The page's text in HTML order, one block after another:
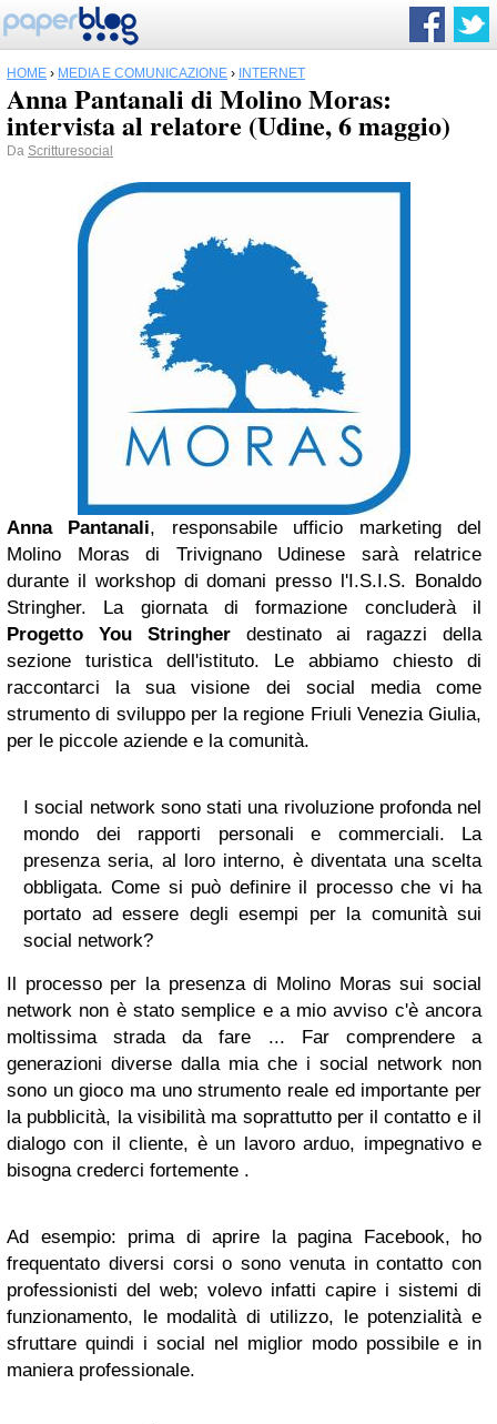
HOME › MEDIA E COMUNICAZIONE › INTERNET
Anna Pantanali di Molino Moras:
intervista al relatore (Udine, 6 maggio)
Da Scritturesocial
Anna Pantanali, responsabile ufficio marketing del
Molino Moras di Trivignano Udinese sarà relatrice
durante il workshop di domani presso l'I.S.I.S. Bonaldo
Stringher. La giornata di formazione concluderà il
Progetto You Stringherdestinato ai ragazzi della
sezione turistica dell'istituto. Le abbiamo chiesto di
raccontarci la sua visione dei social media come
strumento di sviluppo per la regione Friuli Venezia Giulia,
per le piccole aziende e la comunità.
I social network sono stati una rivoluzione profonda nel
mondo dei rapporti personali e commerciali. La
presenza seria, al loro interno, è diventata una scelta
obbligata. Come si può definire il processo che vi ha
portato ad essere degli esempi per la comunità sui
social network?
Il processo per la presenza di Molino Moras sui social
network non è stato semplice e a mio avviso c'è ancora
moltissima strada da fare ... Far comprendere a
generazioni diverse dalla mia che i social network non
sono un gioco ma uno strumento reale ed importante per
la pubblicità, la visibilità ma soprattutto per il contatto e il
dialogo con il cliente, è un lavoro arduo, impegnativo e
bisogna crederci fortemente .
Ad esempio: prima di aprire la pagina Facebook, ho
frequentato diversi corsi o sono venuta in contatto con
professionisti del web; volevo infatti capire i sistemi di
funzionamento, le modalità di utilizzo, le potenzialità e
sfruttare quindi i social nel miglior modo possibile e in
maniera professionale.